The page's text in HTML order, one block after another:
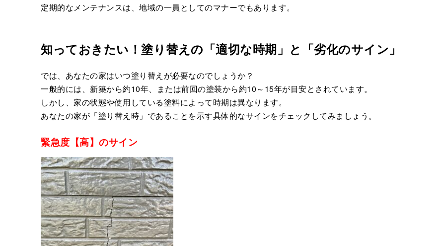
定期的なメンテナンスは、地域の一員としてのマナーでもあります。
知っておきたい！塗り替えの「適切な時期」と「劣化のサイン」
では、あなたの家はいつ塗り替えが必要なのでしょうか？
一般的には、新築から約10年、または前回の塗装から約10～15年が目安とされています。
しかし、家の状態や使用している塗料によって時期は異なります。
あなたの家が「塗り替え時」であることを示す具体的なサインをチェックしてみましょう。
緊急度【高】のサイン